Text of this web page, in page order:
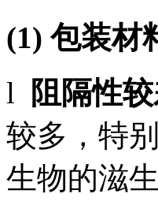
(1)包装材
l
阻隔性
较多，特
生物的滋